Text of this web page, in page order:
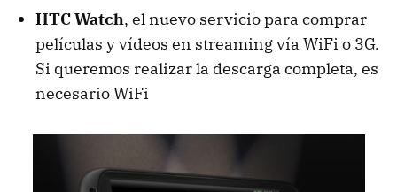
HTCWatch, el nuevo servicio para comprar
películas y vídeos en streaming vía WiFi o 3G.
Si queremos realizar la descarga completa, es
necesario WiFi